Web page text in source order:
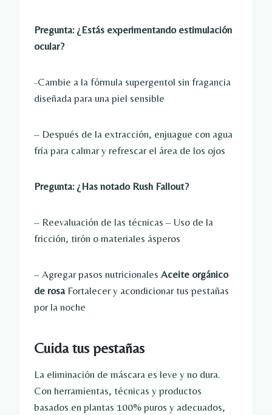
Pregunta: ¿Estás experimentando estimulación
ocular?
-Cambie a la fórmula supergentol sin fragancia
diseñada para una piel sensible
– Después de la extracción, enjuague con agua
fría para calmar y refrescar el área de los ojos
Pregunta: ¿Has notado Rush Fallout?
– Reevaluación de las técnicas – Uso de la
fricción, tirón o materiales ásperos
– Agregar pasos nutricionales Aceite orgánico
de rosa Fortalecer y acondicionar tus pestañas
por la noche
Cuida tus pestañas
La eliminación de máscara es leve y no dura.
Con herramientas, técnicas y productos
basados ​​en plantas 100% puros y adecuados,